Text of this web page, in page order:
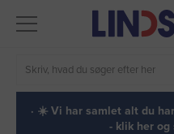
· ☀️ Vi har samlet alt du
- klik her og